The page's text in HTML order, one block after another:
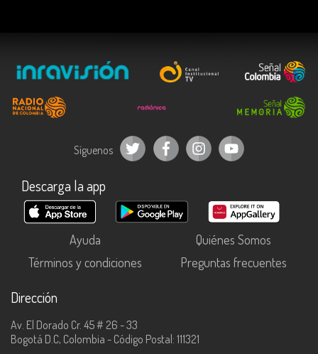
Síguenos
Descarga la app
Ayuda
Quiénes Somos
Términos y condiciones
Preguntas frecuentes
Dirección
Av. El Dorado Cr. 45 # 26 - 33
Bogotá D.C, Colombia - Código Postal: 111321